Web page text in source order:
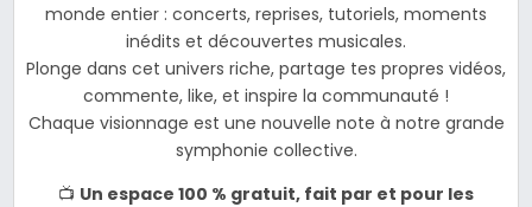
monde entier : concerts, reprises, tutoriels, moments
inédits et découvertes musicales.
Plonge dans cet univers riche, partage tes propres vidéos,
commente, like, et inspire la communauté !
Chaque visionnage est une nouvelle note à notre grande
symphonie collective.
📺 Un espace 100 % gratuit, fait par et pour les